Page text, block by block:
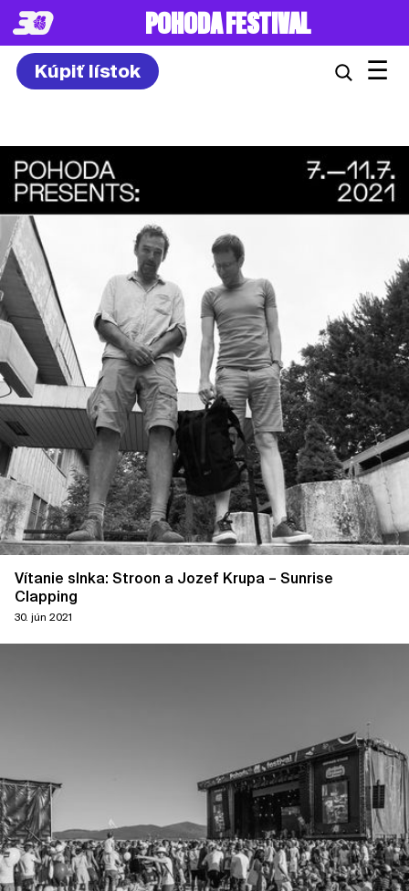
8. – 10.7.2027
Kúpiť lístok ☰
Vítanie slnka: Stroon a Jozef Krupa – Sunrise
Clapping
30. jún 2021